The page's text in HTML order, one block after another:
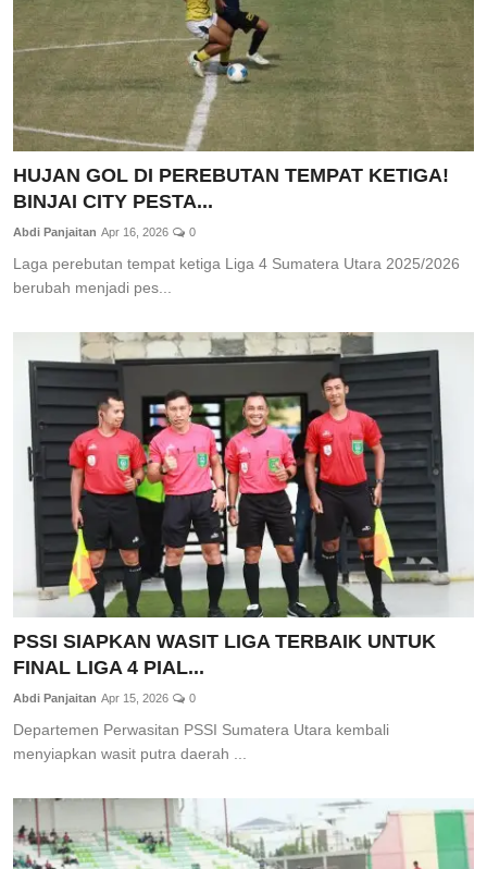
HUJAN GOL DI PEREBUTAN TEMPAT KETIGA!
BINJAI CITY PESTA...
Abdi Panjaitan Apr 16, 2026 0
Laga perebutan tempat ketiga Liga 4 Sumatera Utara 2025/2026
berubah menjadi pes...
PSSI SIAPKAN WASIT LIGA TERBAIK UNTUK
FINAL LIGA 4 PIAL...
Abdi Panjaitan Apr 15, 2026 0
Departemen Perwasitan PSSI Sumatera Utara kembali
menyiapkan wasit putra daerah ...